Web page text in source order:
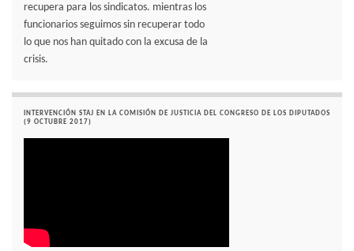
recupera para los sindicatos. mientras los
funcionarios seguimos sin recuperar todo
lo que nos han quitado con la excusa de la
crisis.
INTERVENCIÓN STAJ EN LA COMISIÓN DE JUSTICIA DEL CONGRESO DE LOS DIPUTADOS
(9 OCTUBRE 2017)